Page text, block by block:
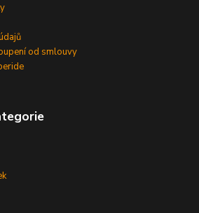
od smlouvy